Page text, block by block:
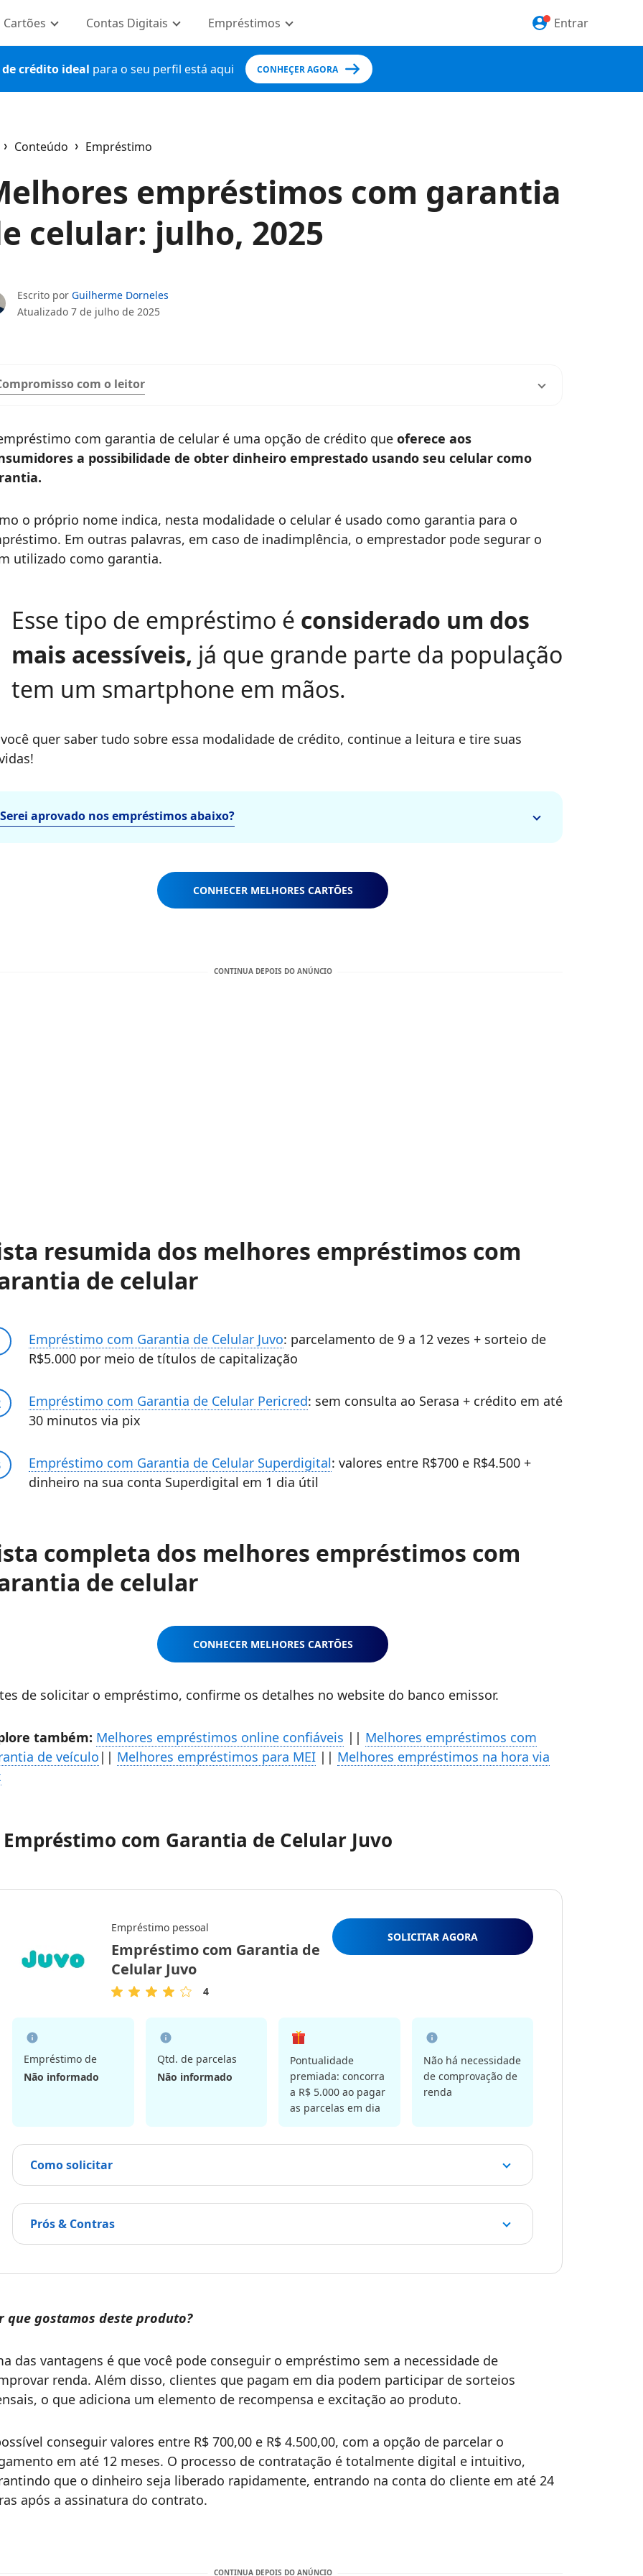
Cartões Contas Digitais Empréstimos Entrar
crédito ideal para o seu perfil está aqui CONHEÇER AGORA
Conteúdo Empréstimo
empréstimos com garantia
celular: julho, 2025
Escrito por Guilherme Dorneles
Atualizado 7 de julho de 2025
com o leitor
com garantia de celular é uma opção de crédito que oferece aos
a possibilidade de obter dinheiro emprestado usando seu celular como
o próprio nome indica, nesta modalidade o celular é usado como garantia para o
Em outras palavras, em caso de inadimplência, o emprestador pode segurar o
utilizado como garantia.
Esse tipo de empréstimo é considerado um dos
mais acessíveis, já que grande parte da população
tem um smartphone em mãos.
você quer saber tudo sobre essa modalidade de crédito, continue a leitura e tire suas
Serei aprovado nos empréstimos abaixo?
CONHECER MELHORES CARTÕES
resumida dos melhores empréstimos com
de celular
Empréstimo com Garantia de Celular Juvo: parcelamento de 9 a 12 vezes + sorteio de
R$5.000 por meio de títulos de capitalização
Empréstimo com Garantia de Celular Pericred: sem consulta ao Serasa + crédito em até
30 minutos via pix
Empréstimo com Garantia de Celular Superdigital: valores entre R$700 e R$4.500 +
dinheiro na sua conta Superdigital em 1 dia útil
completa dos melhores empréstimos com
de celular
CONHECER MELHORES CARTÕES
de solicitar o empréstimo, confirme os detalhes no website do banco emissor.
também: Melhores empréstimos online confiáveis || Melhores empréstimos com
de veículo || Melhores empréstimos para MEI || Melhores empréstimos na hora via
Empréstimo com Garantia de Celular Juvo
Empréstimo pessoal
Empréstimo com Garantia de
Celular Juvo
4
4
SOLICITAR AGORA
Empréstimo de
Não informado
Qtd. de parcelas
Não informado
Pontualidade
premiada: concorra
a R$ 5.000 ao pagar
as parcelas em dia
Não há necessidade
de comprovação de
renda
Como solicitar
Prós & Contras
que gostamos deste produto?
das vantagens é que você pode conseguir o empréstimo sem a necessidade de
renda. Além disso, clientes que pagam em dia podem participar de sorteios
o que adiciona um elemento de recompensa e excitação ao produto.
conseguir valores entre R$ 700,00 e R$ 4.500,00, com a opção de parcelar o
em até 12 meses. O processo de contratação é totalmente digital e intuitivo,
que o dinheiro seja liberado rapidamente, entrando na conta do cliente em até 24
após a assinatura do contrato.